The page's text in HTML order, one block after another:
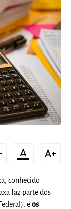
format_color_text text_increase
conhecido
faz parte dos
eos